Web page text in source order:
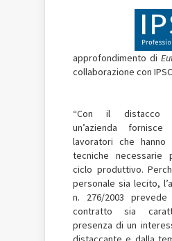
approfondimento di
collaborazione con
“Con il distacco
un’azienda
lavoratori che hanno
tecniche
ciclo produttivo.
personale sia lecito,
n. 276/2003
contratto sia
presenza di un